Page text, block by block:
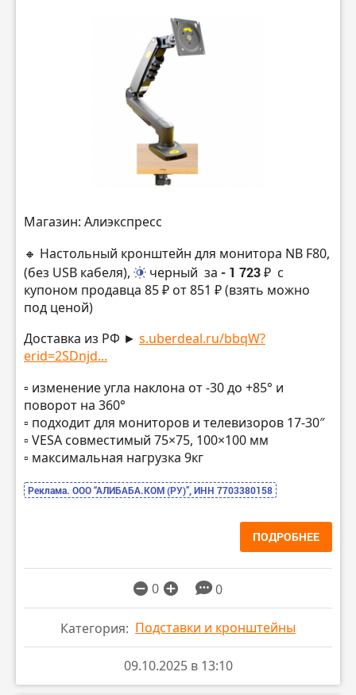
Магазин: Алиэкспресс
🔸 Настольный кронштейн для монитора NB F80,
(без USB кабеля),
черный за - 1 723 ₽ с
купоном продавца 85 ₽ от 851 ₽ (взять можно
под ценой)
Доставка из РФ ► s.uberdeal.ru/bbqW?
erid=2SDnjd...
▫️ изменение угла наклона от -30 до +85° и
поворот на 360°
▫️ подходит для мониторов и телевизоров 17-30″
▫️ VESA совместимый 75×75, 100×100 мм
▫️ максимальная нагрузка 9кг
Реклама. ООО “АЛИБАБА.КОМ (РУ)”, ИНН 7703380158
ПОДРОБНЕЕ
0 0
Категория: Подставки и кронштейны
09.10.2025 в 13:10